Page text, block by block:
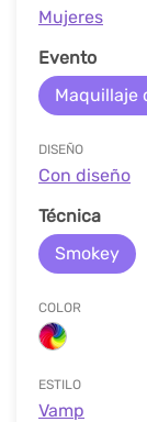
Mujeres
Evento
Maquillaje
DISEÑO
Con diseño
Técnica
Smokey
COLOR
ESTILO
Vamp